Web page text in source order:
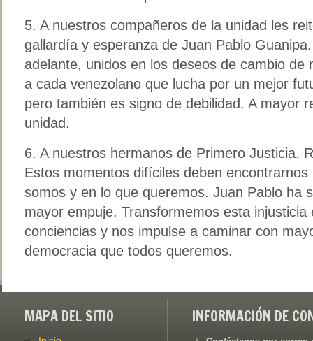
5. A nuestros compañeros de la unidad les
gallardía y esperanza de Juan Pablo
adelante, unidos en los deseos de cambio
a cada venezolano que lucha por un mejor
pero también es signo de debilidad. A mayor
unidad.
6. A nuestros hermanos de Primero Justicia.
Estos momentos difíciles deben
somos y en lo que queremos. Juan Pablo ha
mayor empuje. Transformemos esta
conciencias y nos impulse a caminar con
democracia que todos queremos.
MAPA DEL SITIO INFORMACIÓN DE